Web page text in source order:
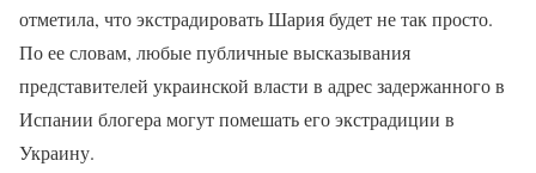
отметила, что экстрадировать Шария будет не так просто.
По ее словам, любые публичные высказывания
представителей украинской власти в адрес задержанного в
Испании блогера могут помешать его экстрадиции в
Украину.